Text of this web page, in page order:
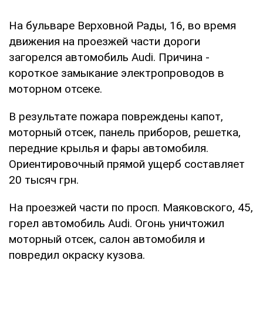
На бульваре Верховной Рады, 16, во время
движения на проезжей части дороги
загорелся автомобиль Audi. Причина -
короткое замыкание электропроводов в
моторном отсеке.
В результате пожара повреждены капот,
моторный отсек, панель приборов, решетка,
передние крылья и фары автомобиля.
Ориентировочный прямой ущерб составляет
20 тысяч грн.
На проезжей части по просп. Маяковского, 45,
горел автомобиль Audi. Огонь уничтожил
моторный отсек, салон автомобиля и
повредил окраску кузова.